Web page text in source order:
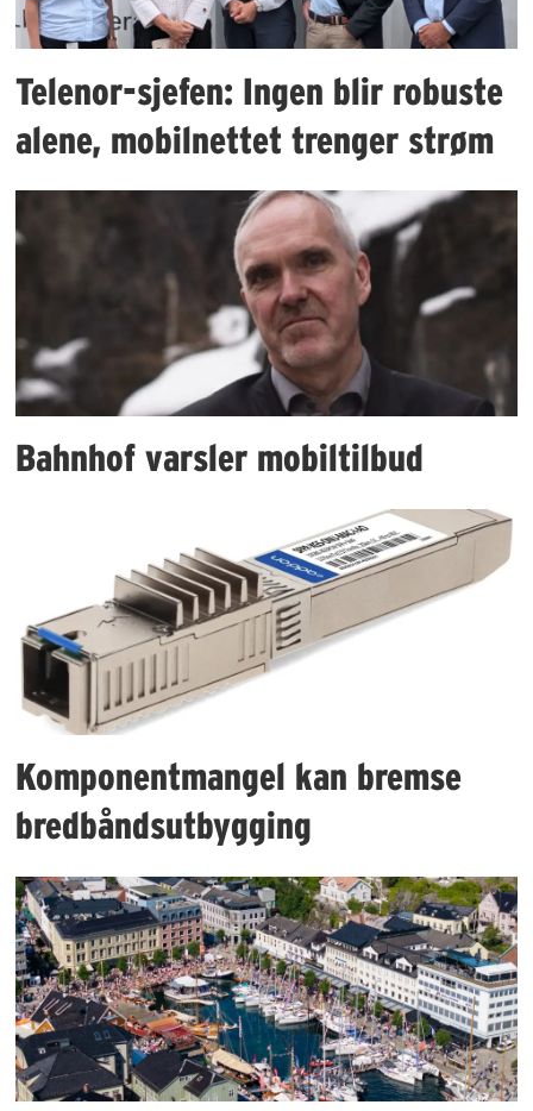
Telenor-sjefen: Ingen blir robuste
alene, mobilnettet trenger strøm
Bahnhof varsler mobiltilbud
Komponentmangel kan bremse
bredbåndsutbygging